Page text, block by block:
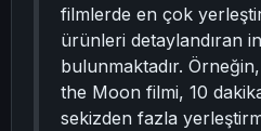
filmlerde en çok
ürünleri detaylandıran
bulunmaktadır.
the Moon filmi, 10
sekizden fazla